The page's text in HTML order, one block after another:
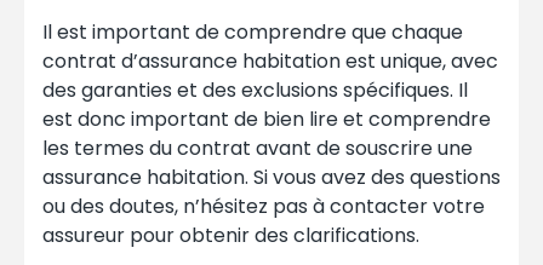
Il est important de comprendre que chaque
contrat d’assurance habitation est unique, avec
des garanties et des exclusions spécifiques. Il
est donc important de bien lire et comprendre
les termes du contrat avant de souscrire une
assurance habitation. Si vous avez des questions
ou des doutes, n’hésitez pas à contacter votre
assureur pour obtenir des clarifications.